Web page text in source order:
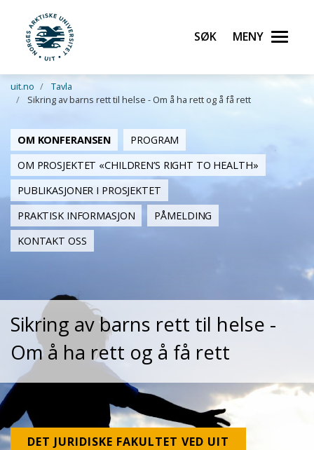
Gå til hovedinnhold
UiT Norges arktiske universitet
Søk Meny
uit.no
Tavla
Sikring av barns rett til helse - Om å ha rett og å få rett
OM KONFERANSEN
PROGRAM
OM PROSJEKTET «CHILDREN’S RIGHT TO HEALTH»
PUBLIKASJONER I PROSJEKTET
PRAKTISK INFORMASJON
PÅMELDING
KONTAKT OSS
Sikring av barns rett til helse -
Om å ha rett og å få rett
DET JURIDISKE FAKULTET VED UIT